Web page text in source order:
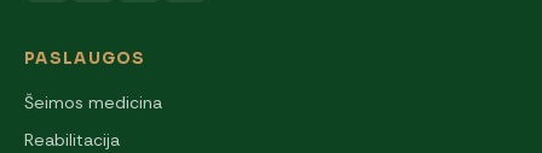
PASLAUGOS
Šeimos medicina
Reabilitacija